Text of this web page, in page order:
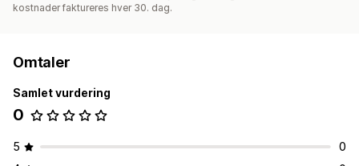
kostnader faktureres hver 30. dag.
Omtaler
Samlet vurdering
0
5
0